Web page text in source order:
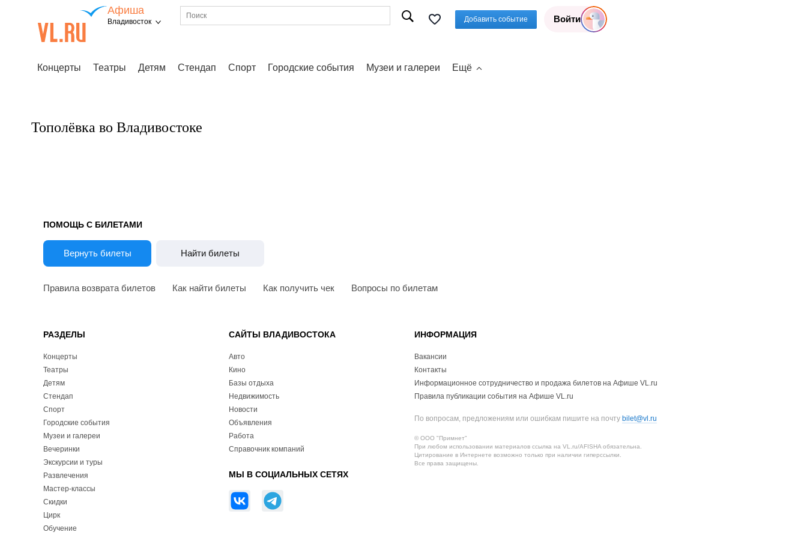
Афиша
Владивосток Добавить событие Войти
Концерты Театры Детям Стендап Спорт Городские события Музеи и галереи Ещё
Тополёвка во Владивостоке
ПОМОЩЬ С БИЛЕТАМИ
Вернуть билеты Найти билеты
Правила возврата билетов Как найти билеты Как получить чек Вопросы по билетам
РАЗДЕЛЫ
Концерты
Театры
Детям
Стендап
Спорт
Городские события
Музеи и галереи
Вечеринки
Экскурсии и туры
Развлечения
Мастер-классы
Скидки
Цирк
Обучение
САЙТЫ ВЛАДИВОСТОКА
Авто
Кино
Базы отдыха
Недвижимость
Новости
Объявления
Работа
Справочник компаний
МЫ В СОЦИАЛЬНЫХ СЕТЯХ
ИНФОРМАЦИЯ
Вакансии
Контакты
Информационное сотрудничество и продажа билетов на Афише VL.ru
Правила публикации события на Афише VL.ru
По вопросам, предложениям или ошибкам пишите на почту bilet@vl.ru
© ООО "Примнет"
При любом использовании материалов ссылка на VL.ru/AFISHA обязательна.
Цитирование в Интернете возможно только при наличии гиперссылки.
Все права защищены.